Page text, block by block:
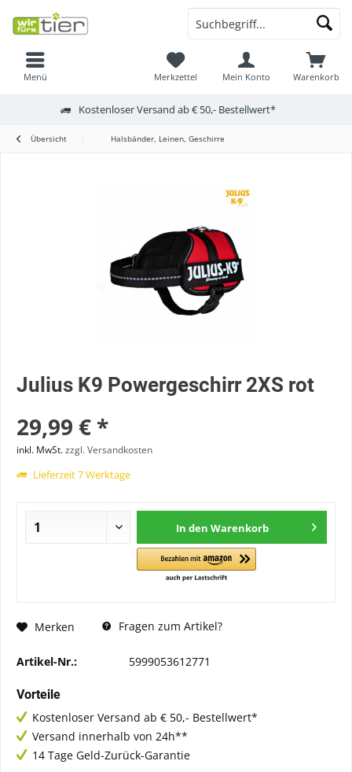
Menü Warenkorb
Merkzettel Mein Konto
Kostenloser Versand ab € 50,- Bestellwert*
Übersicht Halsbänder, Leinen, Geschirre
Julius K9 Powergeschirr 2XS rot
29,99 € *
inkl. MwSt.zzgl. Versandkosten
Lieferzeit 7 Werktage
In den Warenkorb
Merken Fragen zum Artikel?
Artikel-Nr.: 5999053612771
Vorteile
Kostenloser Versand ab € 50,- Bestellwert*
Versand innerhalb von 24h**
14 Tage Geld-Zurück-Garantie